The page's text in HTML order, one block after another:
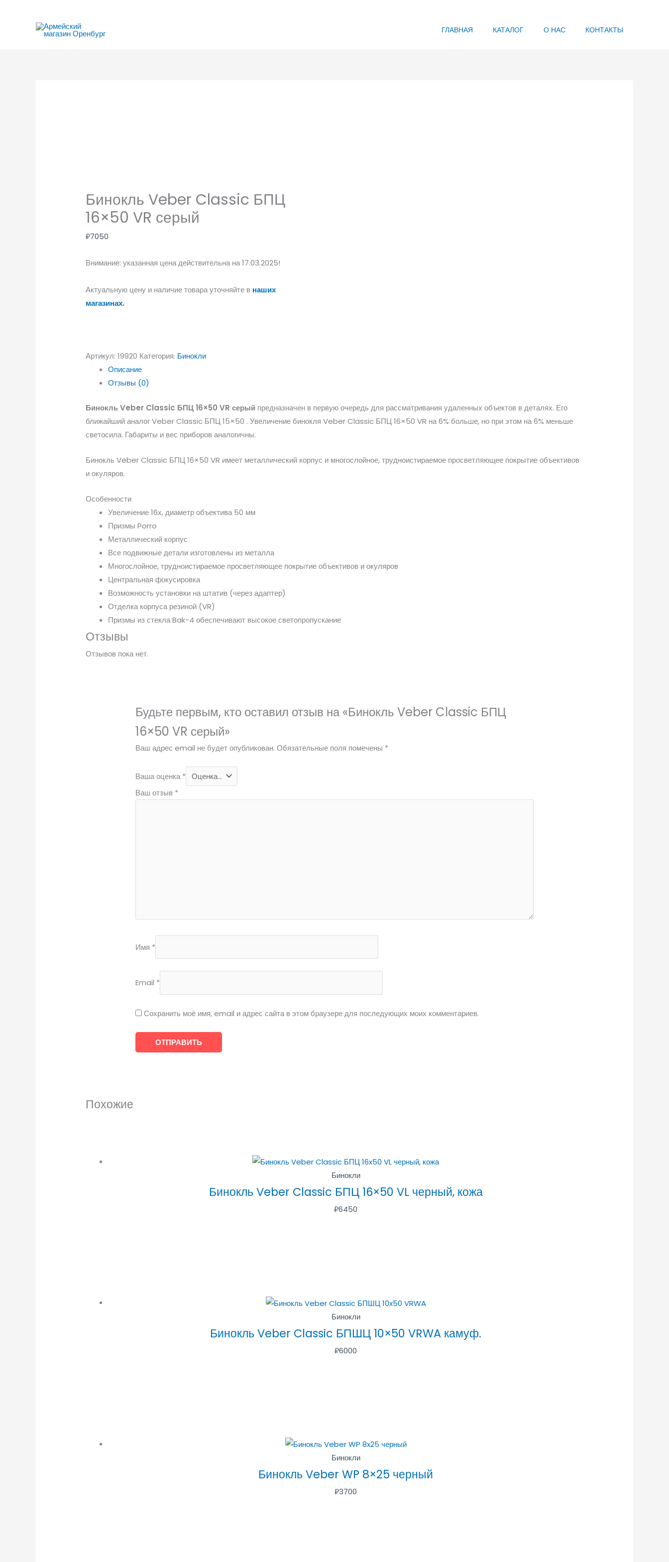
содержимому
ГЛАВНАЯ КАТАЛОГ О НАС КОНТАКТЫ
Бинокль Veber Classic БПЦ
16×50 VR серый
₽7050
Внимание: указанная цена действительна на 17.03.2025!
Актуальную цену и наличие товара уточняйте в наших
магазинах.
Артикул:19920 Категория: Бинокли
Описание
Отзывы (0)
Бинокль Veber Classic БПЦ 16×50 VR серый предназначен в первую очередь для рассматривания удаленных объектов в деталях. Его
ближайший аналог Veber Classic БПЦ 15×50 . Увеличение бинокля Veber Classic БПЦ 16×50 VR на 6% больше, но при этом на 6% меньше
светосила. Габариты и вес приборов аналогичны.
Бинокль Veber Classic БПЦ 16×50 VR имеет металлический корпус и многослойное, трудноистираемое просветляющее покрытие объективов
и окуляров.
Особенности
Увеличение 16х, диаметр объектива 50 мм
Призмы Porro
Металлический корпус
Все подвижные детали изготовлены из металла
Многослойное, трудноистираемое просветляющее покрытие объективов и окуляров
Центральная фокусировка
Возможность установки на штатив (через адаптер)
Отделка корпуса резиной (VR)
Призмы из стекла Bak-4 обеспечивают высокое светопропускание
Отзывы
Отзывов пока нет.
Будьте первым, кто оставил отзыв на «Бинокль Veber Classic БПЦ
16×50 VR серый»
Ваш адрес email не будет опубликован. Обязательные поля помечены *
Ваша оценка*
Ваш отзыв *
Имя *
Email *
Сохранить моё имя, email и адрес сайта в этом браузере для последующих моих комментариев.
Похожие
Бинокли
Бинокль Veber Classic БПЦ 16×50 VL черный, кожа
₽6450
Бинокли
Бинокль Veber Classic БПШЦ 10×50 VRWA камуф.
₽6000
Бинокли
Бинокль Veber WP 8×25 черный
₽3700